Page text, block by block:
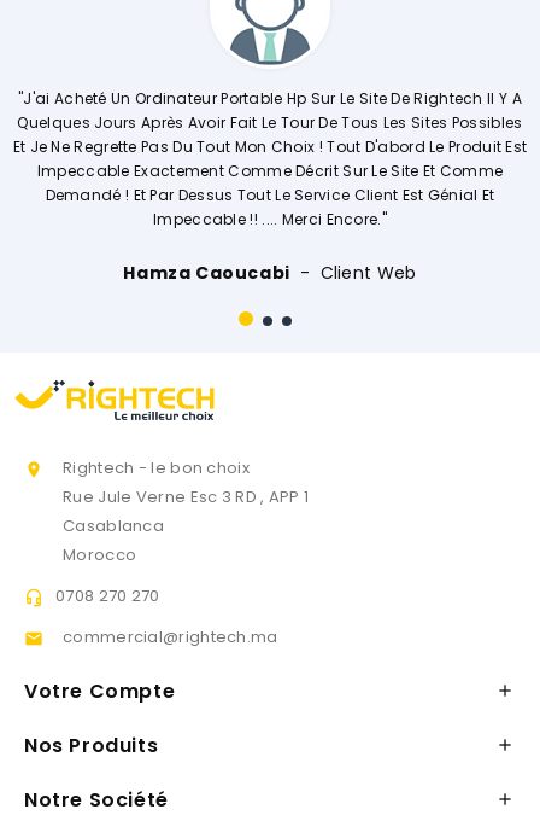
Hp Sur Le Site De Rightech Il Y A
Tour De Tous Les Sites Possibles
Choix ! Tout D'abord Le Produit Est
Décrit Sur Le Site Et Comme
Le Service Client Est Génial Et
Client Web
"Commerciale KHADIJA Super
Explique De Façon Concrète
Opérations. Société A

Rightech - le bon choix
Rue Jule Verne Esc 3 RD , APP 1
Casablanca
Morocco
 0708 270 270
 commercial@rightech.ma
Votre Compte 
Nos Produits 
Notre Société 